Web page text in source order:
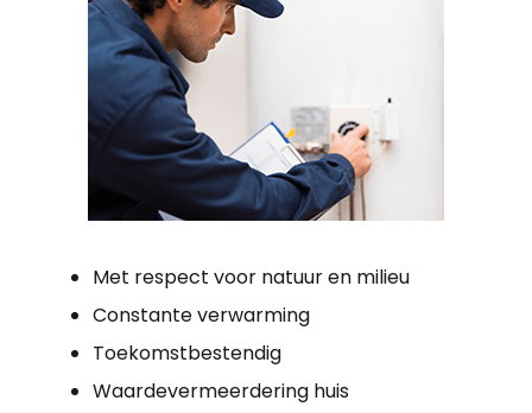
Met respect voor natuur en milieu
Constante verwarming
Toekomstbestendig
Waardevermeerdering huis